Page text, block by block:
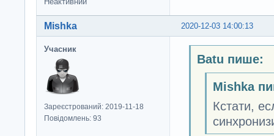
2020-12-03 14:00:13
Mishka
Учасник
Зареєстрований: 2019-11-18
Повідомлень: 93
Batu пише:
Mishka
Кстати,